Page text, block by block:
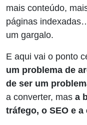
mais conteúdo,
páginas
um gargalo.
E aqui vai o ponto
um problema de
de ser um
a converter, mas a
tráfego, o SEO e